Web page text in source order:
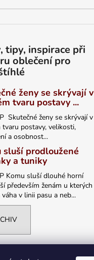
tipy, inspirace při
oblečení pro
ženy se skrývají v
tvaru postavy ...
Skutečné ženy se skrývají v
tvaru postavy, velikosti,
a osobnost...
sluší prodloužené
a tuniky
Komu sluší dlouhé horní
především ženám u kterých
v linii pasu a neb...